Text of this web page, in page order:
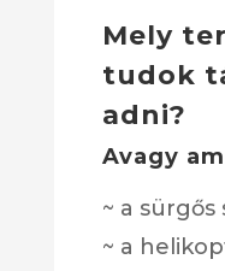
Mely
tudok
adni?
Avagy
~ a
~ a